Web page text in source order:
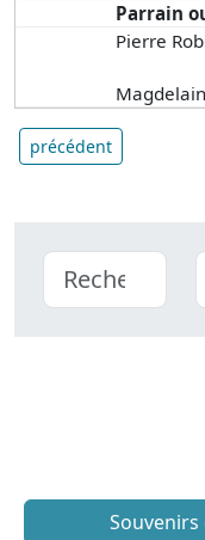
Parrain
Pierre
précédent